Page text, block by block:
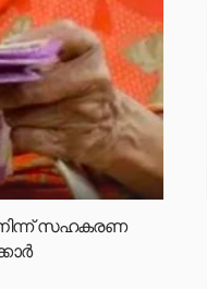
സഹകരണ